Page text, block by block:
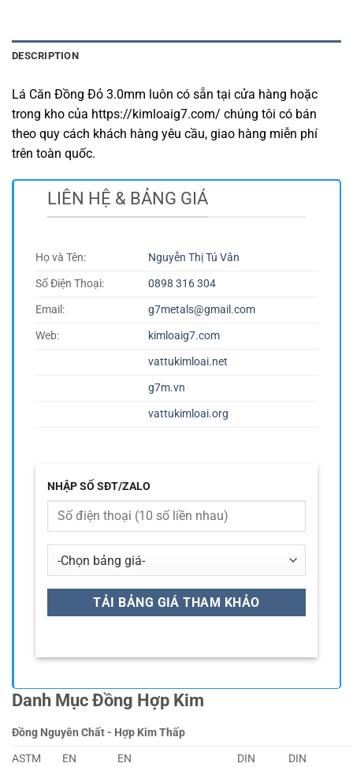
DESCRIPTION
Lá Căn Đồng Đỏ 3.0mm luôn có sẵn tại cửa hàng hoặc
trong kho của https://kimloaig7.com/ chúng tôi có bán
theo quy cách khách hàng yêu cầu, giao hàng miễn phí
trên toàn quốc.
LIÊN HỆ & BẢNG GIÁ
Họ và Tên:
Nguyễn Thị Tú Vân
Số Điện Thoại:
0898 316 304
Email:
g7metals@gmail.com
Web:
kimloaig7.com
vattukimloai.net
g7m.vn
vattukimloai.org
NHẬP SỐ SĐT/ZALO
Danh Mục Đồng Hợp Kim
Đồng Nguyên Chất - Hợp Kim Thấp
ASTM
EN EN DIN
DIN